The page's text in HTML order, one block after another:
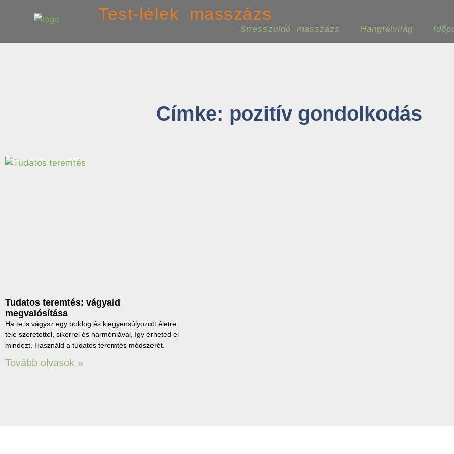
Test-lélek masszázs
Stresszoldó masszázs Hangtálvilág
Címke: pozitív gondolkodás
Tudatos teremtés: vágyaid
megvalósítása
Ha te is vágysz egy boldog és kiegyensúlyozott életre
tele szeretettel, sikerrel és harmóniával, így érheted el
mindezt. Használd a tudatos teremtés módszerét.
Tovább olvasok »